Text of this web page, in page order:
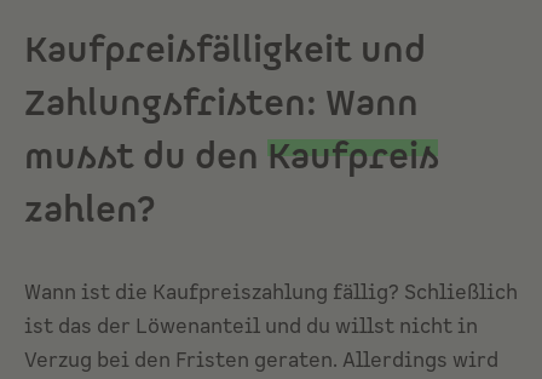
Kaufpreisfälligkeit und
Zahlungsfristen: Wann
musst du den Kaufpreis
zahlen?
Wann ist die Kaufpreiszahlung fällig? Schließlich
ist das der Löwenanteil und du willst nicht in
Verzug bei den Fristen geraten. Allerdings wird